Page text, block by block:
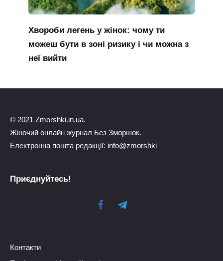
Хвороби легень у жінок: чому ти
можеш бути в зоні ризику і чи можна з
неї вийти
© 2021 Zmorshki.in.ua.
Жіночий онлайн журнал Без Зморшок.
Електронна пошта редакції: info@zmorshki
Приєднуйтесь!
Контакти